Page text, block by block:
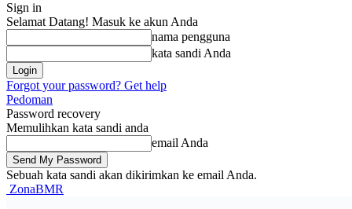
Sign in
Selamat Datang! Masuk ke akun Anda
nama pengguna
kata sandi Anda
Forgot your password? Get help
Pedoman
Password recovery
Memulihkan kata sandi anda
email Anda
Sebuah kata sandi akan dikirimkan ke email Anda.
ZonaBMR